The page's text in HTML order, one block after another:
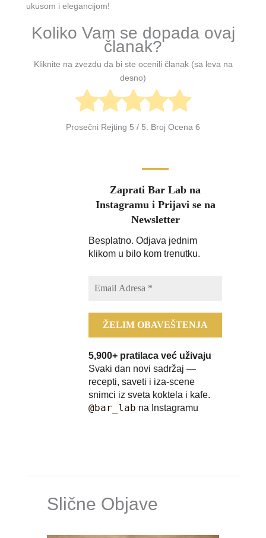
ukusom i elegancijom!
Koliko Vam se dopada ovaj
članak?
Kliknite na zvezdu da bi ste ocenili članak (sa leva na
desno)
Prosečni Rejting 5 / 5. Broj Ocena 6
Zaprati Bar Lab na
Instagramu i Prijavi se na
Newsletter
Besplatno. Odjava jednim
klikom u bilo kom trenutku.
5,900+ pratilaca već uživaju
Svaki dan novi sadržaj —
recepti, saveti i iza-scene
snimci iz sveta koktela i kafe.
@bar_lab na Instagramu
Slične Objave